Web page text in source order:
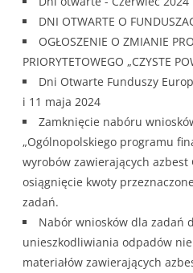
DNI OTWARTE O
OGŁOSZENIE O ZMIANIE
PRIORYTETOWEGO „CZYSTE
Dni Otwarte Funduszy
i 11 maja 2024
Zamknięcie nabóru
„Ogólnopolskiego programu
wyrobów zawierających azbest
osiągnięcie kwoty
zadań.
Nabór wniosków dla zadań
unieszkodliwiania odpadów
materiałów zawierających